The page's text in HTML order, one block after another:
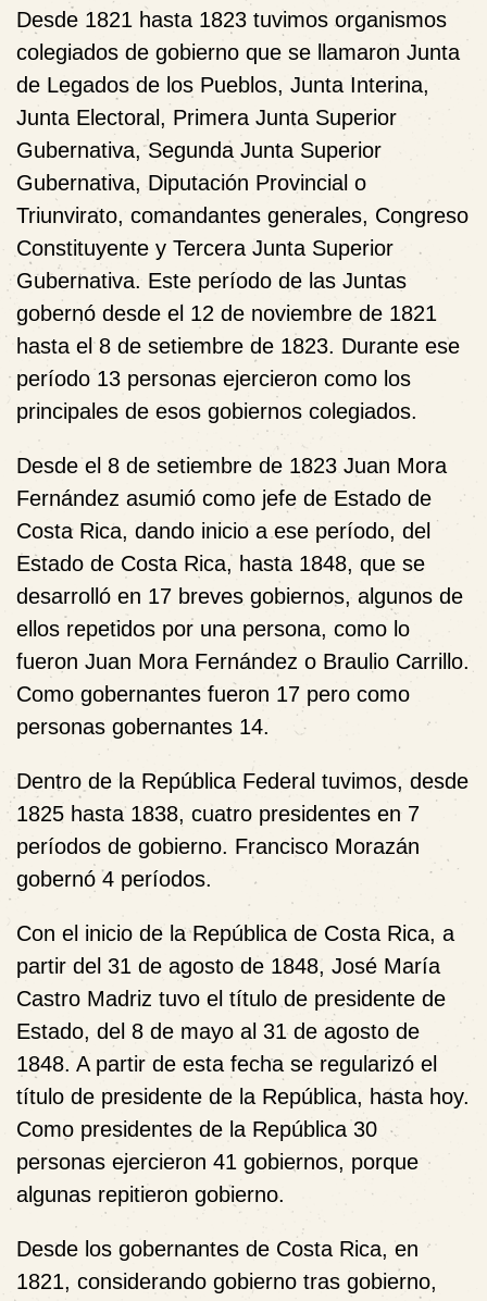
Desde 1821 hasta 1823 tuvimos organismos
colegiados de gobierno que se llamaron Junta
de Legados de los Pueblos, Junta Interina,
Junta Electoral, Primera Junta Superior
Gubernativa, Segunda Junta Superior
Gubernativa, Diputación Provincial o
Triunvirato, comandantes generales, Congreso
Constituyente y Tercera Junta Superior
Gubernativa. Este período de las Juntas
gobernó desde el 12 de noviembre de 1821
hasta el 8 de setiembre de 1823. Durante ese
período 13 personas ejercieron como los
principales de esos gobiernos colegiados.
Desde el 8 de setiembre de 1823 Juan Mora
Fernández asumió como jefe de Estado de
Costa Rica, dando inicio a ese período, del
Estado de Costa Rica, hasta 1848, que se
desarrolló en 17 breves gobiernos, algunos de
ellos repetidos por una persona, como lo
fueron Juan Mora Fernández o Braulio Carrillo.
Como gobernantes fueron 17 pero como
personas gobernantes 14.
Dentro de la República Federal tuvimos, desde
1825 hasta 1838, cuatro presidentes en 7
períodos de gobierno. Francisco Morazán
gobernó 4 períodos.
Con el inicio de la República de Costa Rica, a
partir del 31 de agosto de 1848, José María
Castro Madriz tuvo el título de presidente de
Estado, del 8 de mayo al 31 de agosto de
1848. A partir de esta fecha se regularizó el
título de presidente de la República, hasta hoy.
Como presidentes de la República 30
personas ejercieron 41 gobiernos, porque
algunas repitieron gobierno.
Desde los gobernantes de Costa Rica, en
1821, considerando gobierno tras gobierno,